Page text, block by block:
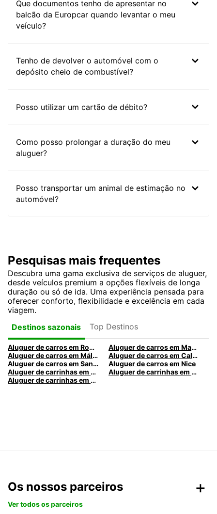
Que documentos tenho de apresentar no
balcão da Europcar quando levantar o meu
veículo?
Tenho de devolver o automóvel com o
depósito cheio de combustível?
Posso utilizar um cartão de débito?
Como posso prolongar a duração do meu
aluguer?
Posso transportar um animal de estimação no
automóvel?
Pesquisas mais frequentes
Descubra uma gama exclusiva de serviços de aluguer,
desde veículos premium a opções flexíveis de longa
duração ou só de ida. Uma experiência pensada para
oferecer conforto, flexibilidade e excelência em cada
viagem.
Destinos sazonais
Top Destinos
Aluguer de carros em Roma
Aluguer de carros em Madrid
Aluguer de carros em Málaga
Aluguer de carros em Caldas da Rainha
Aluguer de carros em Santa Maria da Feira
Aluguer de carros em Nice
Aluguer de carrinhas em Nice
Aluguer de carrinhas em Santa Maria da Feira
Aluguer de carrinhas em Caldas da Rainha
Os nossos parceiros
Ver todos os parceiros